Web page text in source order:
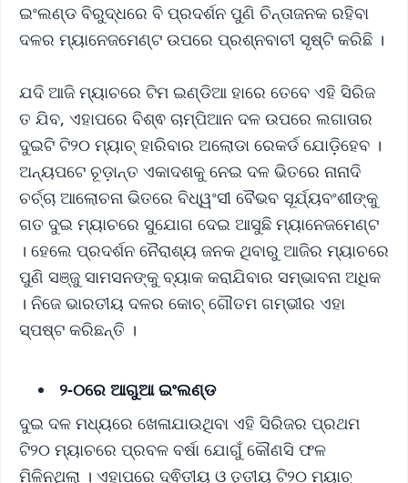
ଇଂଲଣ୍ଡ ବିରୁଦ୍ଧରେ ବି ପ୍ରଦର୍ଶନ ପୁଣି ଚିନ୍ତାଜନକ ରହିବା
ଦଳର ମ୍ୟାନେଜମେଣ୍ଟ ଉପରେ ପ୍ରଶ୍ନବାଚୀ ସୃଷ୍ଟି କରିଛି ।
ଯଦି ଆଜି ମ୍ୟାଚରେ ଟିମ ଇଣ୍ଡିଆ ହାରେ ତେବେ ଏହି ସିରିଜ
ତ ଯିବ, ଏହାପରେ ବିଶ୍ଵ ଚାମ୍ପିଆନ ଦଳ ଉପରେ ଲଗାତାର
ଦୁଇଟି ଟି୨୦ ମ୍ୟାଚ୍ ହାରିବାର ଅଲୋଡା ରେକର୍ଡ ଯୋଡ଼ିହେବ ।
ଅନ୍ୟପଟେ ଚୂଡ଼ାନ୍ତ ଏକାଦଶକୁ ନେଇ ଦଳ ଭିତରେ ନାନାଦି
ଚର୍ଚ୍ଚା ଆଲୋଚନା ଭିତରେ ବିଧ୍ୱଂସୀ ବୈଭବ ସୂର୍ଯ୍ୟବଂଶୀଙ୍କୁ
ଗତ ଦୁଇ ମ୍ୟାଚରେ ସୁଯୋଗ ଦେଇ ଆସୁଛି ମ୍ୟାନେଜମେଣ୍ଟ
। ହେଲେ ପ୍ରଦର୍ଶନ ନୈରାଶ୍ୟ ଜନକ ଥିବାରୁ ଆଜିର ମ୍ୟାଚରେ
ପୁଣି ସଞ୍ଜୁ ସାମସନଙ୍କୁ ବ୍ୟାକ କରାଯିବାର ସମ୍ଭାବନା ଅଧିକ
। ନିଜେ ଭାରତୀୟ ଦଳର କୋଚ୍ ଗୌତମ ଗମ୍ଭୀର ଏହା
ସ୍ପଷ୍ଟ କରିଛନ୍ତି ।
୨-୦ରେ ଆଗୁଆ ଇଂଲଣ୍ଡ
ଦୁଇ ଦଳ ମଧ୍ୟରେ ଖେଳାଯାଉଥିବା ଏହି ସିରିଜର ପ୍ରଥମ
ଟି୨୦ ମ୍ୟାଚରେ ପ୍ରବଳ ବର୍ଷା ଯୋଗୁଁ କୌଣସି ଫଳ
ମିଳିନଥିଲା । ଏହାପରେ ଦ୍ଵିତୀୟ ଓ ତୃତୀୟ ଟି୨୦ ମ୍ୟାଚ୍